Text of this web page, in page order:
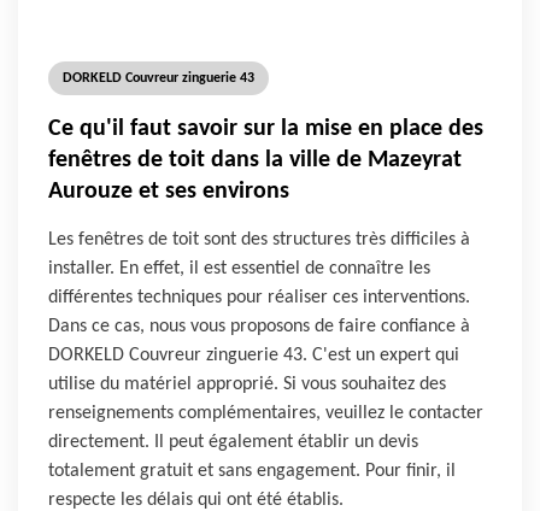
DORKELD Couvreur zinguerie 43
Ce qu'il faut savoir sur la mise en place des
fenêtres de toit dans la ville de Mazeyrat
Aurouze et ses environs
Les fenêtres de toit sont des structures très difficiles à
installer. En effet, il est essentiel de connaître les
différentes techniques pour réaliser ces interventions.
Dans ce cas, nous vous proposons de faire confiance à
DORKELD Couvreur zinguerie 43. C'est un expert qui
utilise du matériel approprié. Si vous souhaitez des
renseignements complémentaires, veuillez le contacter
directement. Il peut également établir un devis
totalement gratuit et sans engagement. Pour finir, il
respecte les délais qui ont été établis.